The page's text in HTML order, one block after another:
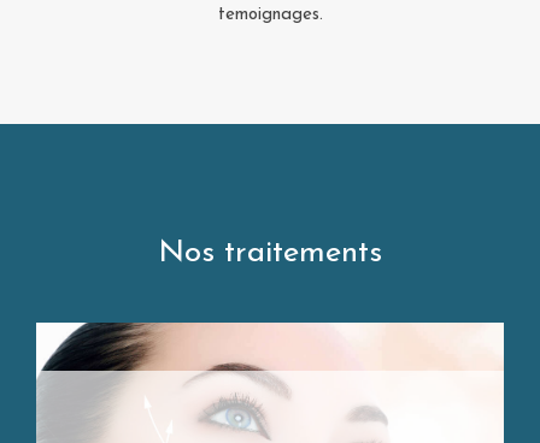
temoignages.
Nos traitements